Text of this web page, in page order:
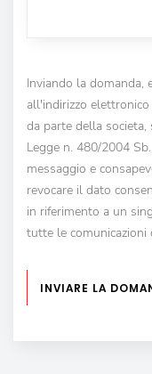
Inviando la domanda,
all'indirizzo
da parte della
Legge n. 480/2004
messaggio e
revocare il dato
in riferimento a un
tutte le comunicazioni
INVIARE LA